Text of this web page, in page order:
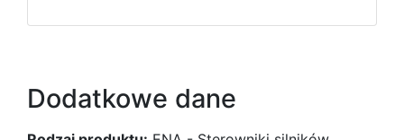
Dodatkowe dane